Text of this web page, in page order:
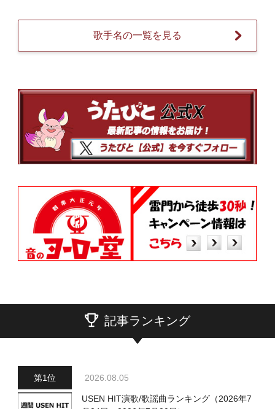
歌手名の一覧を見る
記事ランキング
2026.08.05
USEN HIT演歌/歌謡曲ランキング（2026年7